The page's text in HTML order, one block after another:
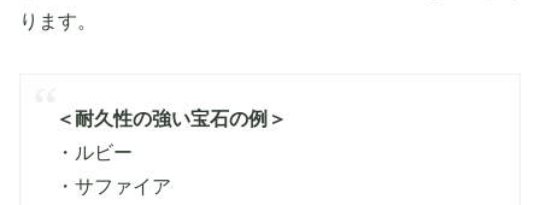
ります。
＜耐久性の強い宝石の例＞
・ルビー
・サファイア